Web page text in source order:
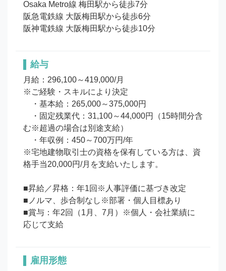
Osaka Metro線 梅田駅から徒歩7分
阪急電鉄線 大阪梅田駅から徒歩6分
阪神電鉄線 大阪梅田駅から徒歩10分
給与
月給：296,100～419,000/月
※ご経験・スキルにより決定
・基本給：265,000～375,000円
・固定残業代：31,100～44,000円（15時間分含
む※超過の場合は別途支給）
・年収例：450～700万円/年
※宅地建物取引士の資格を保有している方は、資
格手当20,000円/月を支給いたします。
■昇給／昇格：年1回※人事評価に基づき改定
■ノルマ、歩合制なし※部署・個人目標あり
■賞与：年2回（1月、7月）※個人・会社業績に
応じて支給
雇用形態